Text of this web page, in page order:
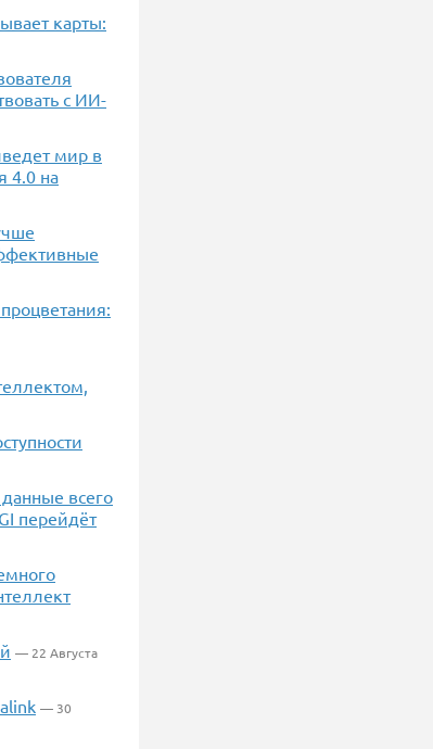
карты:
с ИИ-
мир в
4.0 на
всего
перейдёт
— 22 Августа
— 30